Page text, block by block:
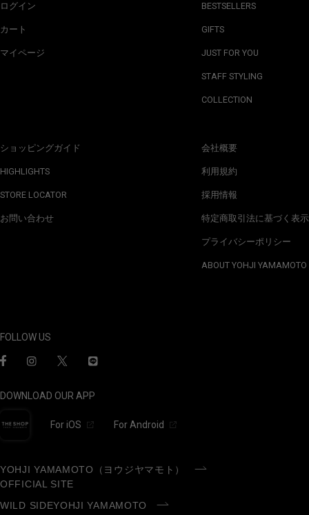
ログイン
カート
マイページ
ショッピングガイド
HIGHLIGHTS
STORE LOCATOR
お問い合わせ
BESTSELLERS
GIFTS
JUST FOR YOU
STAFF STYLING
COLLECTION
会社概要
利用規約
採用情報
特定商取引法に基づく表示
プライバシーポリシー
ABOUT YOHJI YAMAMOTO
FOLLOW US
DOWNLOAD OUR APP
For iOS For Android
YOHJI YAMAMOTO（ヨウジヤマモト）
OFFICIAL SITE
WILD SIDEYOHJI YAMAMOTO